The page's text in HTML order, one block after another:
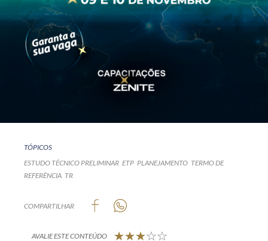
TÓPICOS
ESTUDO TÉCNICO PRELIMINAR ETP PLANEJAMENTO TERMO DE
REFERÊNCIA TR
COMPARTILHAR
AVALIE ESTE CONTEÚDO